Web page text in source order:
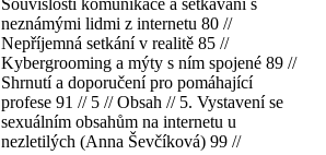
Souvislosti komunikace a setkávání s
neznámými lidmi z internetu 80 //
Nepříjemná setkání v realitě 85 //
Kybergrooming a mýty s ním spojené 89 //
Shrnutí a doporučení pro pomáhající
profese 91 // 5 // Obsah // 5. Vystavení se
sexuálním obsahům na internetu u
nezletilých (Anna Ševčíková) 99 //